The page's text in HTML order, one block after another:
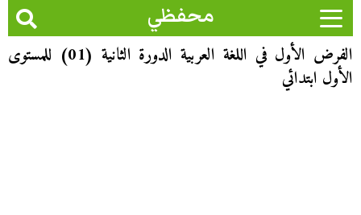
محفظي
الفرض الأول في اللغة العربية الدورة الثانية (01) للمستوى
الأول ابتدائي